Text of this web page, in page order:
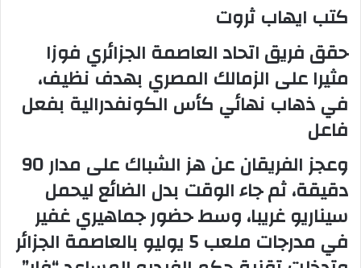
كتب ايهاب ثروت
حقق فريق اتحاد العاصمة الجزائري فوزا
مثيرا على الزمالك المصري بهدف نظيف،
في ذهاب نهائي كأس الكونفدرالية بفعل
فاعل
وعجز الفريقان عن هز الشباك على مدار 90
دقيقة، ثم جاء الوقت بدل الضائع ليحمل
سيناريو غريبا، وسط حضور جماهيري غفير
في مدرجات ملعب 5 يوليو بالعاصمة الجزائر